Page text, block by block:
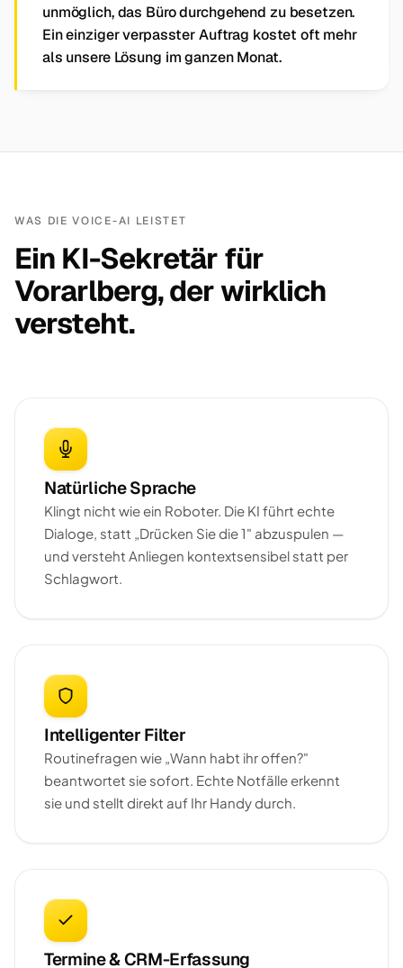
unmöglich, das Büro durchgehend zu besetzen.
Ein einziger verpasster Auftrag kostet oft mehr
als unsere Lösung im ganzen Monat.
WAS DIE VOICE-AI LEISTET
Ein KI-Sekretär für
Vorarlberg, der wirklich
versteht.
Natürliche Sprache
Klingt nicht wie ein Roboter. Die KI führt echte
Dialoge, statt „Drücken Sie die 1" abzuspulen —
und versteht Anliegen kontextsensibel statt per
Schlagwort.
Intelligenter Filter
Routinefragen wie „Wann habt ihr offen?"
beantwortet sie sofort. Echte Notfälle erkennt
sie und stellt direkt auf Ihr Handy durch.
Termine & CRM-Erfassung